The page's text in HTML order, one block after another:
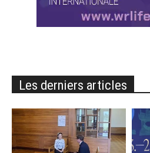
Les derniers articles